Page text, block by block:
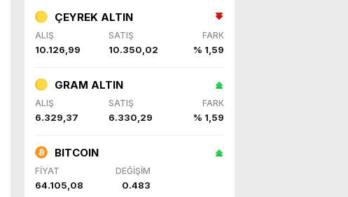
ÇEYREK ALTIN
ALIŞ SATIŞ FARK
10.126,99 10.350,02 % 1,59
GRAM ALTIN
ALIŞ SATIŞ FARK
6.329,37 6.330,29 % 1,59
BITCOIN
FİYAT DEĞİŞİM
64.105,08 0.483